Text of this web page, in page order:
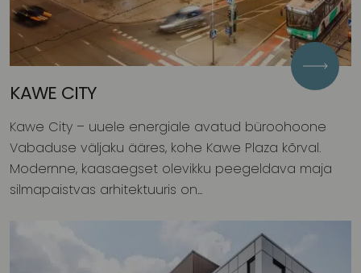
KAWE CITY
Kawe City – uuele energiale avatud büroohoone
Vabaduse väljaku ääres, kohe Kawe Plaza kõrval.
Modernne, kaasaegset olevikku peegeldava maja
silmapaistvas arhitektuuris on...
TUTVU PAKKUMISEGA